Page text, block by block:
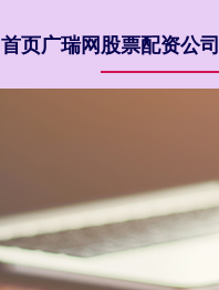
首页广瑞网股票配资公司